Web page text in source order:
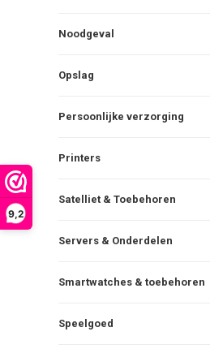
9,2
Noodgeval
Opslag
Persoonlijke verzorging
Printers
Satelliet & Toebehoren
Servers & Onderdelen
Smartwatches & toebehoren
Speelgoed